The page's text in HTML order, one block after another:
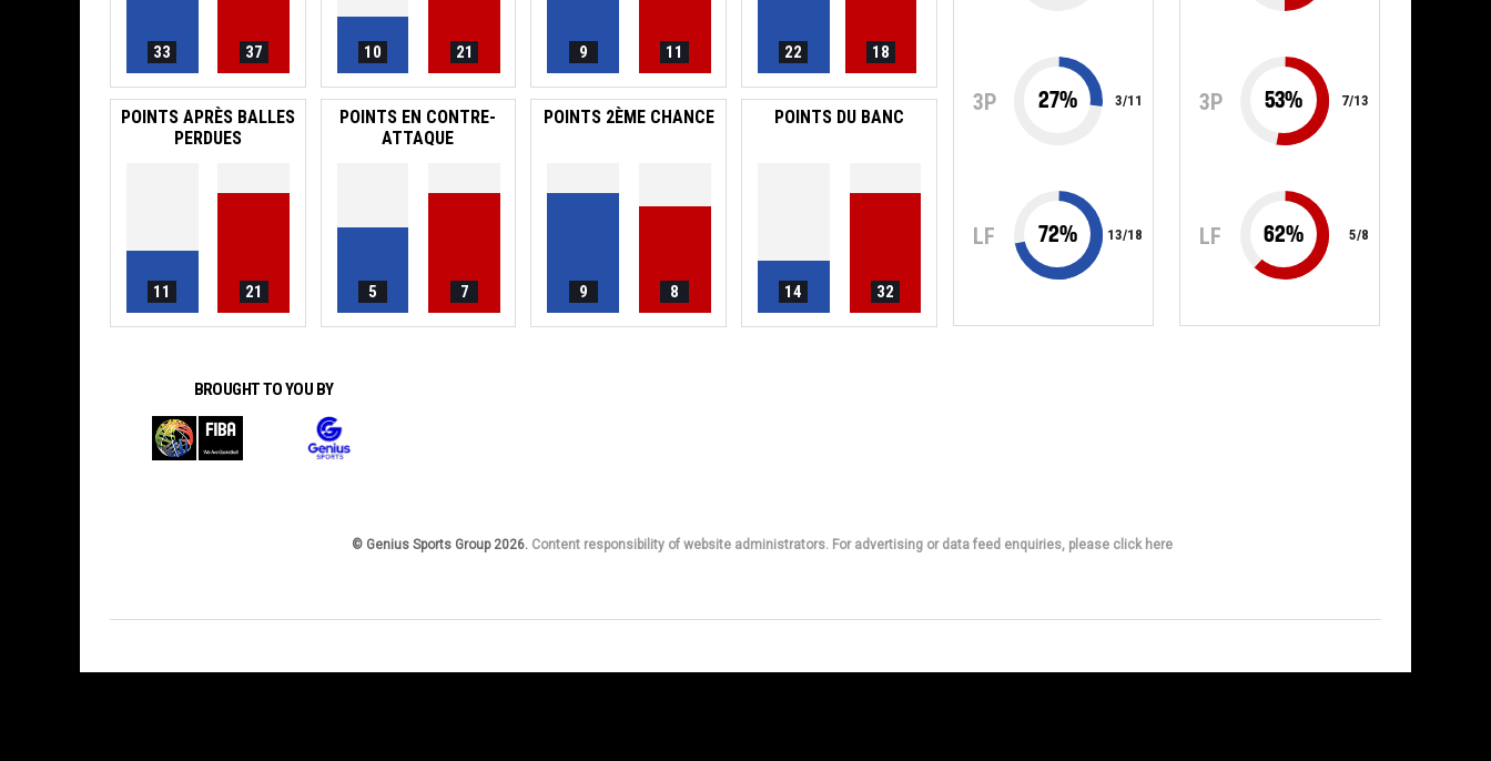
33 37 10 21 9 11 22 18
POINTS APRÈS BALLES
PERDUES
11 21
POINTS EN CONTRE-
ATTAQUE
5 7
POINTS 2ÈME CHANCE
9 8
POINTS DU BANC
14 32
3P 27% 3/11
LF 72% 13/18
3P 53% 7/13
LF 62% 5/8
BROUGHT TO YOU BY
© Genius Sports Group 2026. Content responsibility of website administrators. For advertising or data feed enquiries, please click here